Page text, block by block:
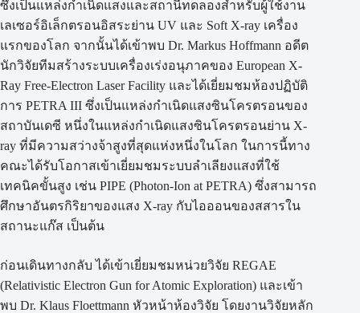
ซึ่งเป็นแหล่งกำเนิดแสงและสถานีทดลองสำหรับผู้ใช้งาน
เลเซอร์อิเล็กตรอนอิสระย่าน UV และ Soft X-ray เครื่อง
แรกของโลก จากนั้นได้เข้าพบ Dr. Markus Hoffmann อดีต
นักวิจัยทีมสร้างระบบเครื่องเร่งอนุภาคของ European X-
Ray Free-Electron Laser Facility และได้เยี่ยมชมห้องปฏิบัติ
การ PETRA III ซึ่งเป็นแหล่งกำเนิดแสงซินโครตรอนของ
สถาบันเดซี หนึ่งในแหล่งกำเนิดแสงซินโครตรอนย่าน X-
ray ที่มีความสว่างจ้าสูงที่สุดแห่งหนึ่งในโลก ในการนี้ทาง
คณะได้รับโอกาสเข้าเยี่ยมชมระบบลำเลียงแสงที่ใช้
เทคนิคขั้นสูง เช่น PIPE (Photon-Ion at PETRA) ซึ่งสามารถ
ศึกษาอันตรกิริยาของแสง X-ray กับไอออนของสสารใน
สถานะแก๊ส เป็นต้น
ก่อนเดินทางกลับ ได้เข้าเยี่ยมชมหน่วยวิจัย REGAE
(Relativistic Electron Gun for Atomic Exploration) และเข้า
พบ Dr. Klaus Floettmann หัวหน้าห้องวิจัย โดยงานวิจัยหลัก